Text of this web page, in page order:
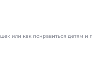
или как понравиться детям и